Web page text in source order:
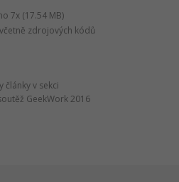
7x (17.54 MB)
zdrojových kódů
články v sekci
GeekWork 2016